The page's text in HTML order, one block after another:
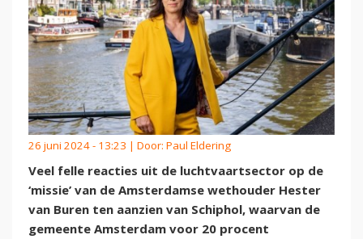
26 juni 2024 - 13:23 | Door: Paul Eldering
Veel felle reacties uit de luchtvaartsector op de
‘missie’ van de Amsterdamse wethouder Hester
van Buren ten aanzien van Schiphol, waarvan de
gemeente Amsterdam voor 20 procent